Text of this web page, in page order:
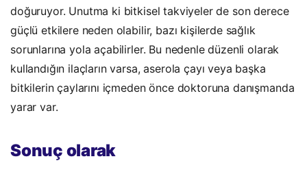
doğuruyor. Unutma ki bitkisel takviyeler de son derece
güçlü etkilere neden olabilir, bazı kişilerde sağlık
sorunlarına yola açabilirler. Bu nedenle düzenli olarak
kullandığın ilaçların varsa, aserola çayı veya başka
bitkilerin çaylarını içmeden önce doktoruna danışmanda
yarar var.
Sonuç olarak